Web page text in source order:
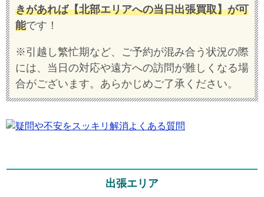
きがあれば【北部エリアへの当日出張買取】が可
能です！
※引越し繁忙期など、ご予約が混み合う状況の際
には、当日の対応や遠方への訪問が難しくなる場
合がございます。あらかじめご了承ください。
出張エリア